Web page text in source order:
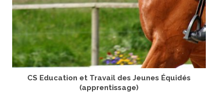
CS Education et Travail des Jeunes Équidés
(apprentissage)